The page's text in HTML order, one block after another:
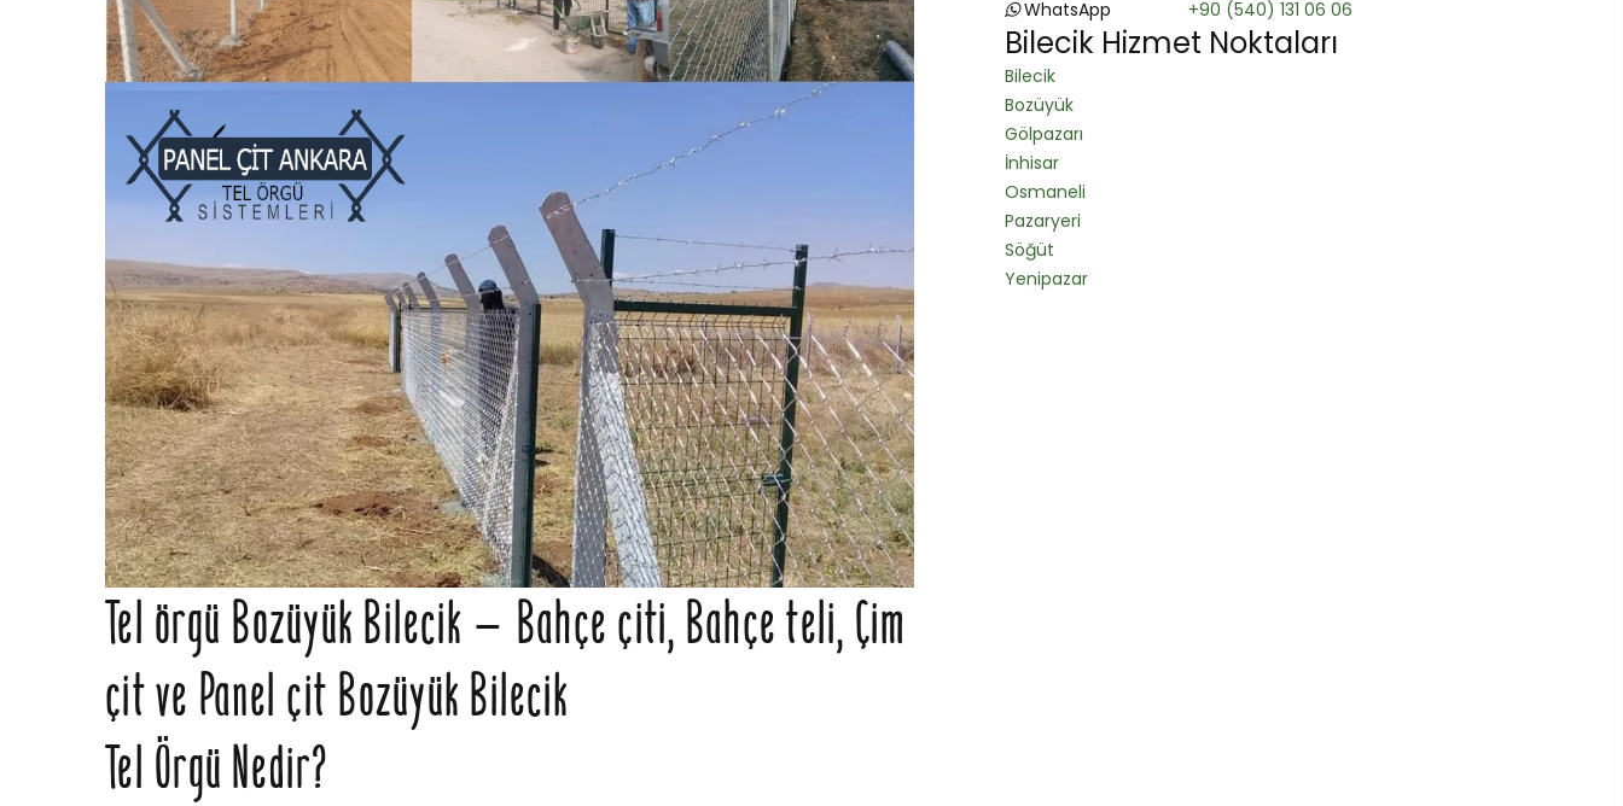
WhatsApp
+90 (540) 131 06 06
Bilecik Hizmet Noktaları
Bilecik
Bozüyük
Gölpazarı
İnhisar
Osmaneli
Pazaryeri
Söğüt
Yenipazar
Tel örgü Bozüyük Bilecik – Bahçe çiti, Bahçe teli, Çim
çit ve Panel çit Bozüyük Bilecik
Tel Örgü Nedir?